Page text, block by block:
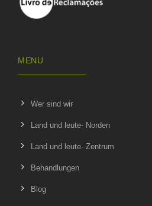
MENU
Wer sind wir
Land und leute- Norden
Land und leute- Zentrum
Behandlungen
Blog